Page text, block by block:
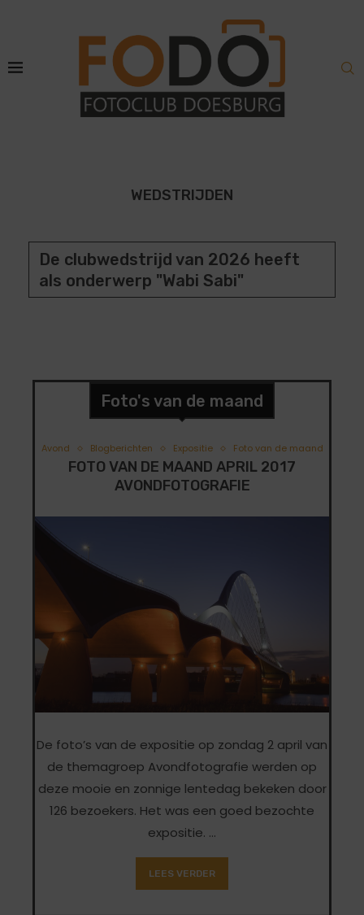
WEDSTRIJDEN
De clubwedstrijd van 2026 heeft
als onderwerp "Wabi Sabi"
Foto's van de maand
Avond Blogberichten Expositie Foto van de maand
FOTO VAN DE MAAND APRIL 2017
AVONDFOTOGRAFIE
De foto’s van de expositie op zondag 2 april van
de themagroep Avondfotografie werden op
deze mooie en zonnige lentedag bekeken door
126 bezoekers. Het was een goed bezochte
expositie. …
LEES VERDER